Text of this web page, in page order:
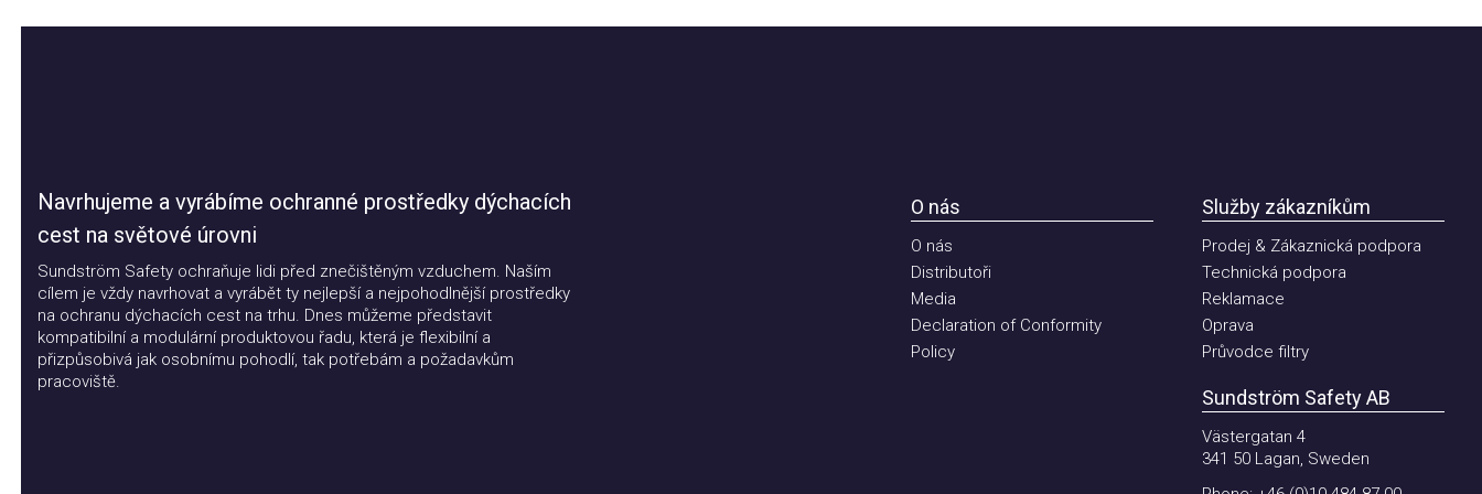
Navrhujeme a vyrábíme ochranné prostředky dýchacích
cest na světové úrovni
Sundström Safety ochraňuje lidi před znečištěným vzduchem. Naším
cílem je vždy navrhovat a vyrábět ty nejlepší a nejpohodlnější prostředky
na ochranu dýchacích cest na trhu. Dnes můžeme představit
kompatibilní a modulární produktovou řadu, která je flexibilní a
přizpůsobivá jak osobnímu pohodlí, tak potřebám a požadavkům
pracoviště.
O nás
O nás
Distributoři
Media
Declaration of Conformity
Policy
Služby zákazníkům
Prodej & Zákaznická podpora
Technická podpora
Reklamace
Oprava
Průvodce filtry
Sundström Safety AB
Västergatan 4
341 50 Lagan, Sweden